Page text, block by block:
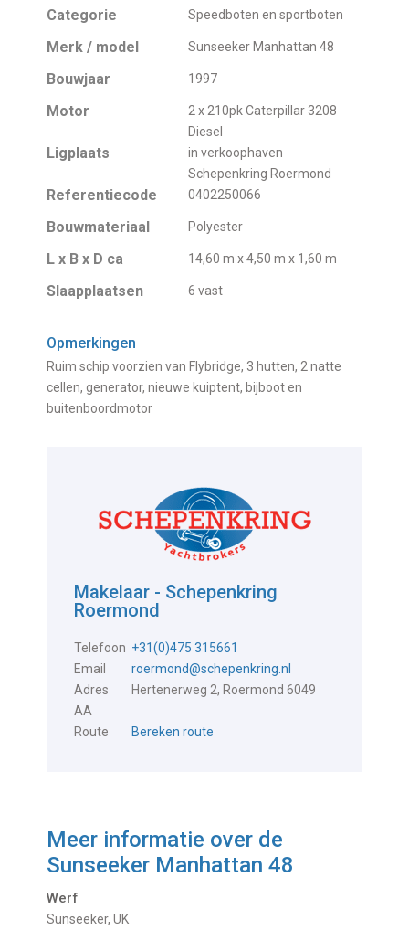
Categorie Speedboten en sportboten
Merk / model Sunseeker Manhattan 48
Bouwjaar 1997
Motor
2 x 210pk Caterpillar 3208
Diesel
Ligplaats
in verkoophaven
Schepenkring Roermond
Referentiecode 0402250066
Bouwmateriaal Polyester
L x B x D ca 14,60 m x 4,50 m x 1,60 m
Slaapplaatsen 6 vast
Opmerkingen
Ruim schip voorzien van Flybridge, 3 hutten, 2 natte
cellen, generator, nieuwe kuiptent, bijboot en
buitenboordmotor
Makelaar - Schepenkring
Roermond
Telefoon +31(0)475 315661
Email
roermond@schepenkring.nl
Adres
Hertenerweg 2, Roermond 6049
AA
Route
Bereken route
Meer informatie over de
Sunseeker Manhattan 48
Werf
Sunseeker, UK